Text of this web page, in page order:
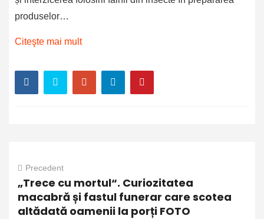
produselor…
Citeşte mai mult
Precedent
„Trece cu mortul“. Curiozitatea
macabră și fastul funerar care scotea
altădată oamenii la porți FOTO